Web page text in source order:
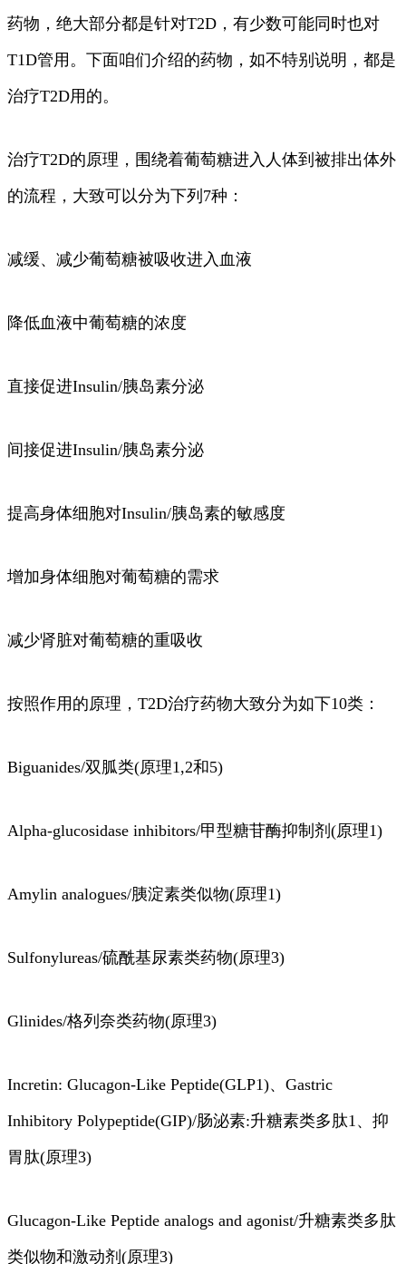
药物，绝大部分都是针对T2D，有少数可能同时也对
T1D管用。下面咱们介绍的药物，如不特别说明，都是
治疗T2D用的。
治疗T2D的原理，围绕着葡萄糖进入人体到被排出体外
的流程，大致可以分为下列7种：
减缓、减少葡萄糖被吸收进入血液
降低血液中葡萄糖的浓度
直接促进Insulin/胰岛素分泌
间接促进Insulin/胰岛素分泌
提高身体细胞对Insulin/胰岛素的敏感度
增加身体细胞对葡萄糖的需求
减少肾脏对葡萄糖的重吸收
按照作用的原理，T2D治疗药物大致分为如下10类：
Biguanides/双胍类(原理1,2和5)
Alpha-glucosidase inhibitors/甲型糖苷酶抑制剂(原理1)
Amylin analogues/胰淀素类似物(原理1)
Sulfonylureas/硫酰基尿素类药物(原理3)
Glinides/格列奈类药物(原理3)
Incretin: Glucagon-Like Peptide(GLP1)、Gastric
Inhibitory Polypeptide(GIP)/肠泌素:升糖素类多肽1、抑
胃肽(原理3)
Glucagon-Like Peptide analogs and agonist/升糖素类多肽
类似物和激动剂(原理3)